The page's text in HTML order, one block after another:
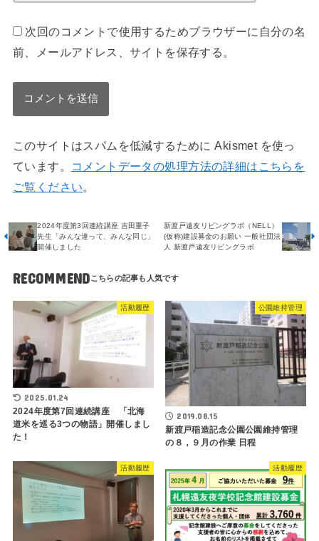
次回のコメントで使用するためブラウザーに自分の名
前、メールアドレス、サイトを保存する。
このサイトはスパムを低減するために Akismet を使っ
ています。
コメントデータの処理方法の詳細はこちらを
ご覧ください。
2024年度第3回連続講座 吉田重子
先生「みんな違って、みんな同じ」
開催しました
新渡戸遠友リビングラボ（NELL）
(仮称)建設募金のお願い 一般社団法
人 新渡戸遠友リビングラボ
RECOMMEND
活動履歴
2025.01.24
2024年度第7回連続講座 「北海
道米を巡る3つの物語」開催しまし
た！
公園維持管理
2019.08.15
新渡戸稲造記念公園公園維持管理
の８，９月の作業 日程
活動履歴 活動履歴